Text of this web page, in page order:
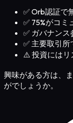
✅ Orb認証で
✅ 75%がコミ
✅ ガバナン
✅ 主要取引所
⚠️ 投資にはリ
興味がある方は、
がでしょうか。